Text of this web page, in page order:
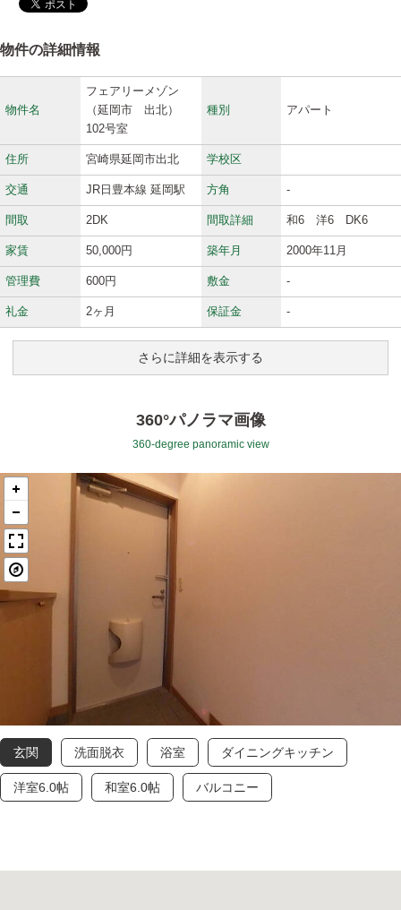
物件の詳細情報
物件名
フェアリーメゾン
（延岡市 出北）
102号室
種別 アパート
住所 宮崎県延岡市出北 学校区
交通 JR日豊本線 延岡駅 方角 -
間取 2DK 間取詳細 和6 洋6 DK6
家賃 50,000円 築年月 2000年11月
管理費 600円 敷金 -
礼金 2ヶ月 保証金 -
さらに詳細を表示する
360°パノラマ画像
360-degree panoramic view
玄関 洗面脱衣 浴室 ダイニングキッチン
洋室6.0帖 和室6.0帖 バルコニー